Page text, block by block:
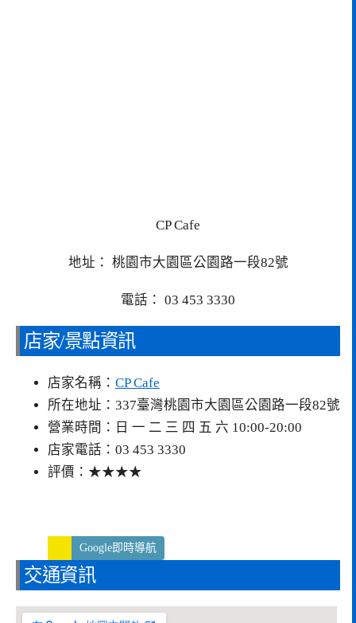
CP Cafe
地址： 桃園市大園區公園路一段82號
電話： 03 453 3330
店家/景點資訊
店家名稱： CP Cafe
所在地址：337臺灣桃園市大園區公園路一段82號
營業時間：日 一 二 三 四 五 六 10:00-20:00
店家電話：03 453 3330
評價：★★★★
Google即時導航
交通資訊